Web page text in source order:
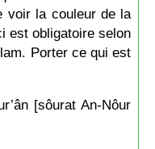
voir la couleur de la
est obligatoire selon
Porter ce qui est
[sôurat An-Nôur